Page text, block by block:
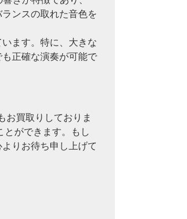
ンスの取れた音色を
ます。特に、大きな
正確な演奏が可能で
お買取りしておりま
とができます。もし
りお待ち申し上げて